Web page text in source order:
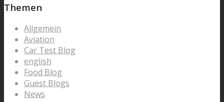
Themen
Allgemein
Aviation
Car Test Blog
english
Food Blog
Guest Blogs
News